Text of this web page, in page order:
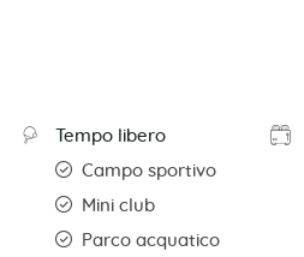
Tempo libero
Campo sportivo
Mini club
Parco acquatico